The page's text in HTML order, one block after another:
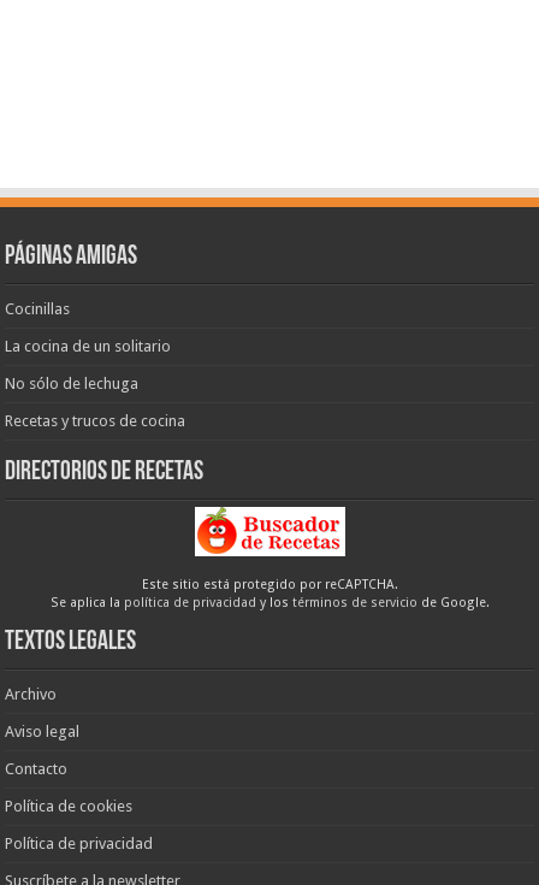
Páginas amigas
Cocinillas
La cocina de un solitario
No sólo de lechuga
Recetas y trucos de cocina
Directorios de recetas
Este sitio está protegido por reCAPTCHA.
Se aplica la política de privacidad y los términos de servicio de Google.
Textos legales
Archivo
Aviso legal
Contacto
Política de cookies
Política de privacidad
Suscríbete a la newsletter